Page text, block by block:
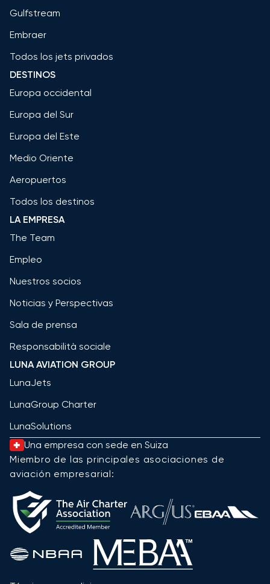
Gulfstream
Embraer
Todos los jets privados
DESTINOS
Europa occidental
Europa del Sur
Europa del Este
Medio Oriente
Aeropuertos
Todos los destinos
LA EMPRESA
The Team
Empleo
Nuestros socios
Noticias y Perspectivas
Sala de prensa
Responsabilità sociale
LUNA AVIATION GROUP
LunaJets
LunaGroup Charter
LunaSolutions
Una empresa con sede en Suiza
Miembro de las principales asociaciones de
aviación empresarial: